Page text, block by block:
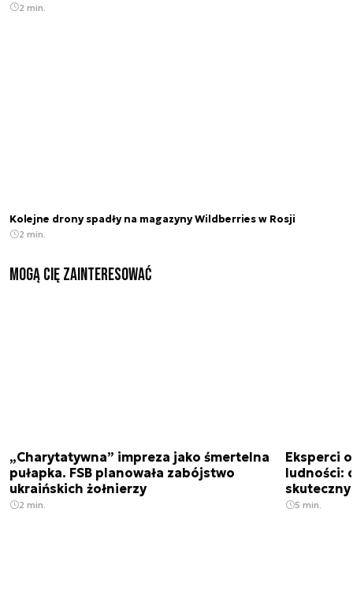
2 min.
Kolejne drony spadły na magazyny Wildberries w Rosji
2 min.
Mogą Cię zainteresować
„Charytatywna” impreza jako śmertelna
pułapka. FSB planowała zabójstwo
ukraińskich żołnierzy
2 min.
Eksperci
ludności:
skuteczny
5 min.